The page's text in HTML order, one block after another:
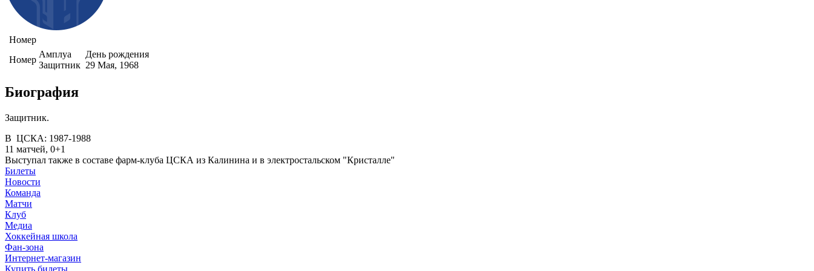
Номер
Номер
Амплуа
Защитник
День рождения
29 Мая, 1968
Биография
Защитник.
В ЦСКА: 1987-1988
11 матчей, 0+1
Выступал также в составе фарм-клуба ЦСКА из Калинина и в электростальском "Кристалле"
Билеты
Новости
Команда
Матчи
Клуб
Медиа
Хоккейная школа
Фан-зона
Интернет-магазин